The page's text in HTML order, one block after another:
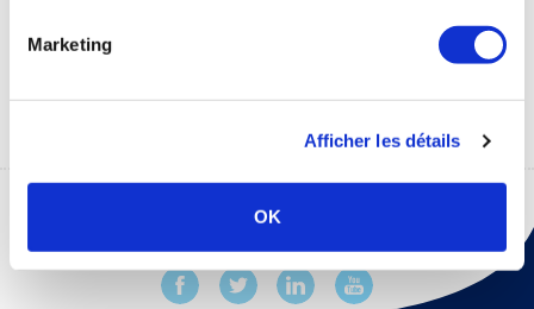
Marketing
Afficher les détails
OK
presse PACThe
presse "Du SMR au
930 Ko